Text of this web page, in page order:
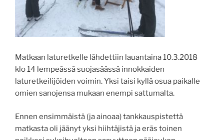
Matkaan laturetkelle lähdettiin lauantaina 10.3.2018
klo 14 lempeässä suojasäässä innokkaiden
laturetkeilijöiden voimin. Yksi taisi kyllä osua paikalle
omien sanojensa mukaan enempi sattumalta.
Ennen ensimmäistä (ja ainoaa) tankkauspistettä
matkasta oli jäänyt yksi hiihtäjistä ja eräs toinen